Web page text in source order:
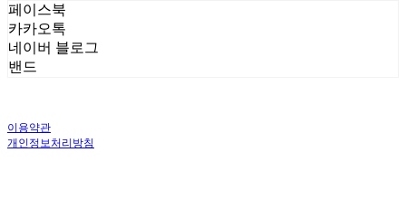
페이스북
카카오톡
네이버 블로그
밴드
이용약관
개인정보처리방침